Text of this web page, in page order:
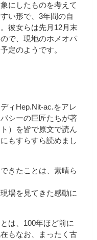
にしたものを考えて
い形で、3年間の自
彼女らは先月12月末
で、現地のホメオパ
定のようです。
ィHep.Nit-ac.をアレ
シーの巨匠たちが著
）を皆で原文で読ん
もすらすら読めまし
きたことは、素晴ら
場を見てきた感動に
は、100年ほど前に
もなお、まったく古